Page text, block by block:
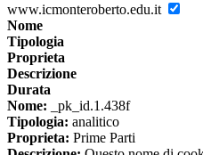
www.icmonteroberto.edu.it
Nome
Tipologia
Proprieta
Descrizione
Durata
Nome: _pk_id.1.438f
Tipologia: analitico
Proprieta: Prime Parti